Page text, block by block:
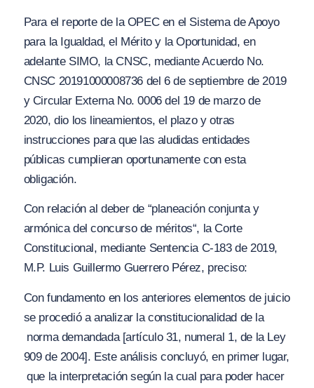
Para el reporte de la OPEC en el Sistema de Apoyo
para la Igualdad, el Mérito y la Oportunidad, en
adelante SIMO, la CNSC, mediante Acuerdo No.
CNSC 20191000008736 del 6 de septiembre de 2019
y Circular Externa No. 0006 del 19 de marzo de
2020, dio los lineamientos, el plazo y otras
instrucciones para que las aludidas entidades
públicas cumplieran oportunamente con esta
obligación.
Con relación al deber de “planeación conjunta y
armónica del concurso de méritos“, la Corte
Constitucional, mediante Sentencia C-183 de 2019,
M.P. Luis Guillermo Guerrero Pérez, preciso:
Con fundamento en los anteriores elementos de juicio
se procedió a analizar la constitucionalidad de la
norma demandada [artículo 31, numeral 1, de la Ley
909 de 2004]. Este análisis concluyó, en primer lugar,
que la interpretación según la cual para poder hacer